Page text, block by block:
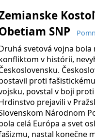
SNP
svetová vojna bola
v histórii,
proti
povstal v boji
prejavili v
Národnom
celá Európa a svet
nastal konečne